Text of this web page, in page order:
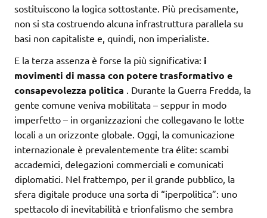
sostituiscono la logica sottostante. Più precisamente,
non si sta costruendo alcuna infrastruttura parallela su
basi non capitaliste e, quindi, non imperialiste.
E la terza assenza è forse la più significativa: i
movimenti di massa con potere trasformativo e
consapevolezza politica . Durante la Guerra Fredda, la
gente comune veniva mobilitata – seppur in modo
imperfetto – in organizzazioni che collegavano le lotte
locali a un orizzonte globale. Oggi, la comunicazione
internazionale è prevalentemente tra élite: scambi
accademici, delegazioni commerciali e comunicati
diplomatici. Nel frattempo, per il grande pubblico, la
sfera digitale produce una sorta di “iperpolitica”: uno
spettacolo di inevitabilità e trionfalismo che sembra